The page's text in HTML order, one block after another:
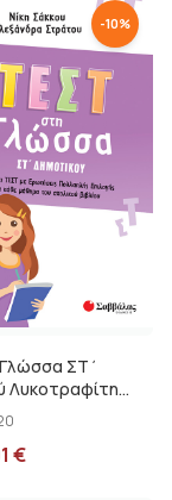
Τσολακίδου Ε. - Αντωνοπούλου Μ. - Αραπάκη Μ. - Παπαντωνίου Ε.
-10%
ΣΤ΄
Λυκοτραφίτη
€